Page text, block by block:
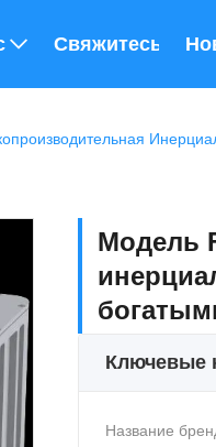
Свяжитесь С
Модель
Ключевые
Название